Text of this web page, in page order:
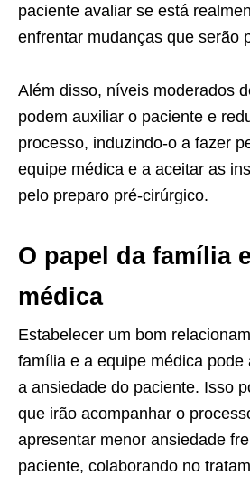
paciente avaliar se está
enfrentar mudanças que serão
Além disso, níveis moderados
podem auxiliar o paciente e
processo, induzindo-o a fazer
equipe médica e a aceitar as
pelo preparo pré-cirúrgico.
O papel da família
médica
Estabelecer um bom
família e a equipe médica pode
a ansiedade do paciente. Isso
que irão acompanhar o
apresentar menor ansiedade
paciente, colaborando no